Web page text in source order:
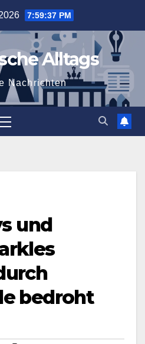
7:59:38 PM
Alltags
Nachrichten
und
bedroht